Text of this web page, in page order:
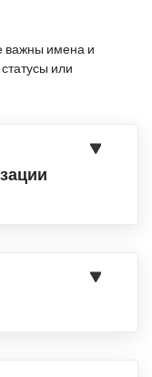
важны имена и
или